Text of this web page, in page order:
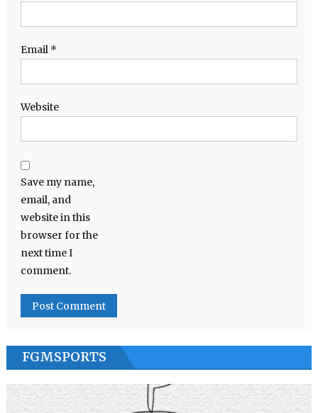
Email *
Website
Save my name,
email, and
website in this
browser for the
next time I
comment.
FGMSPORTS